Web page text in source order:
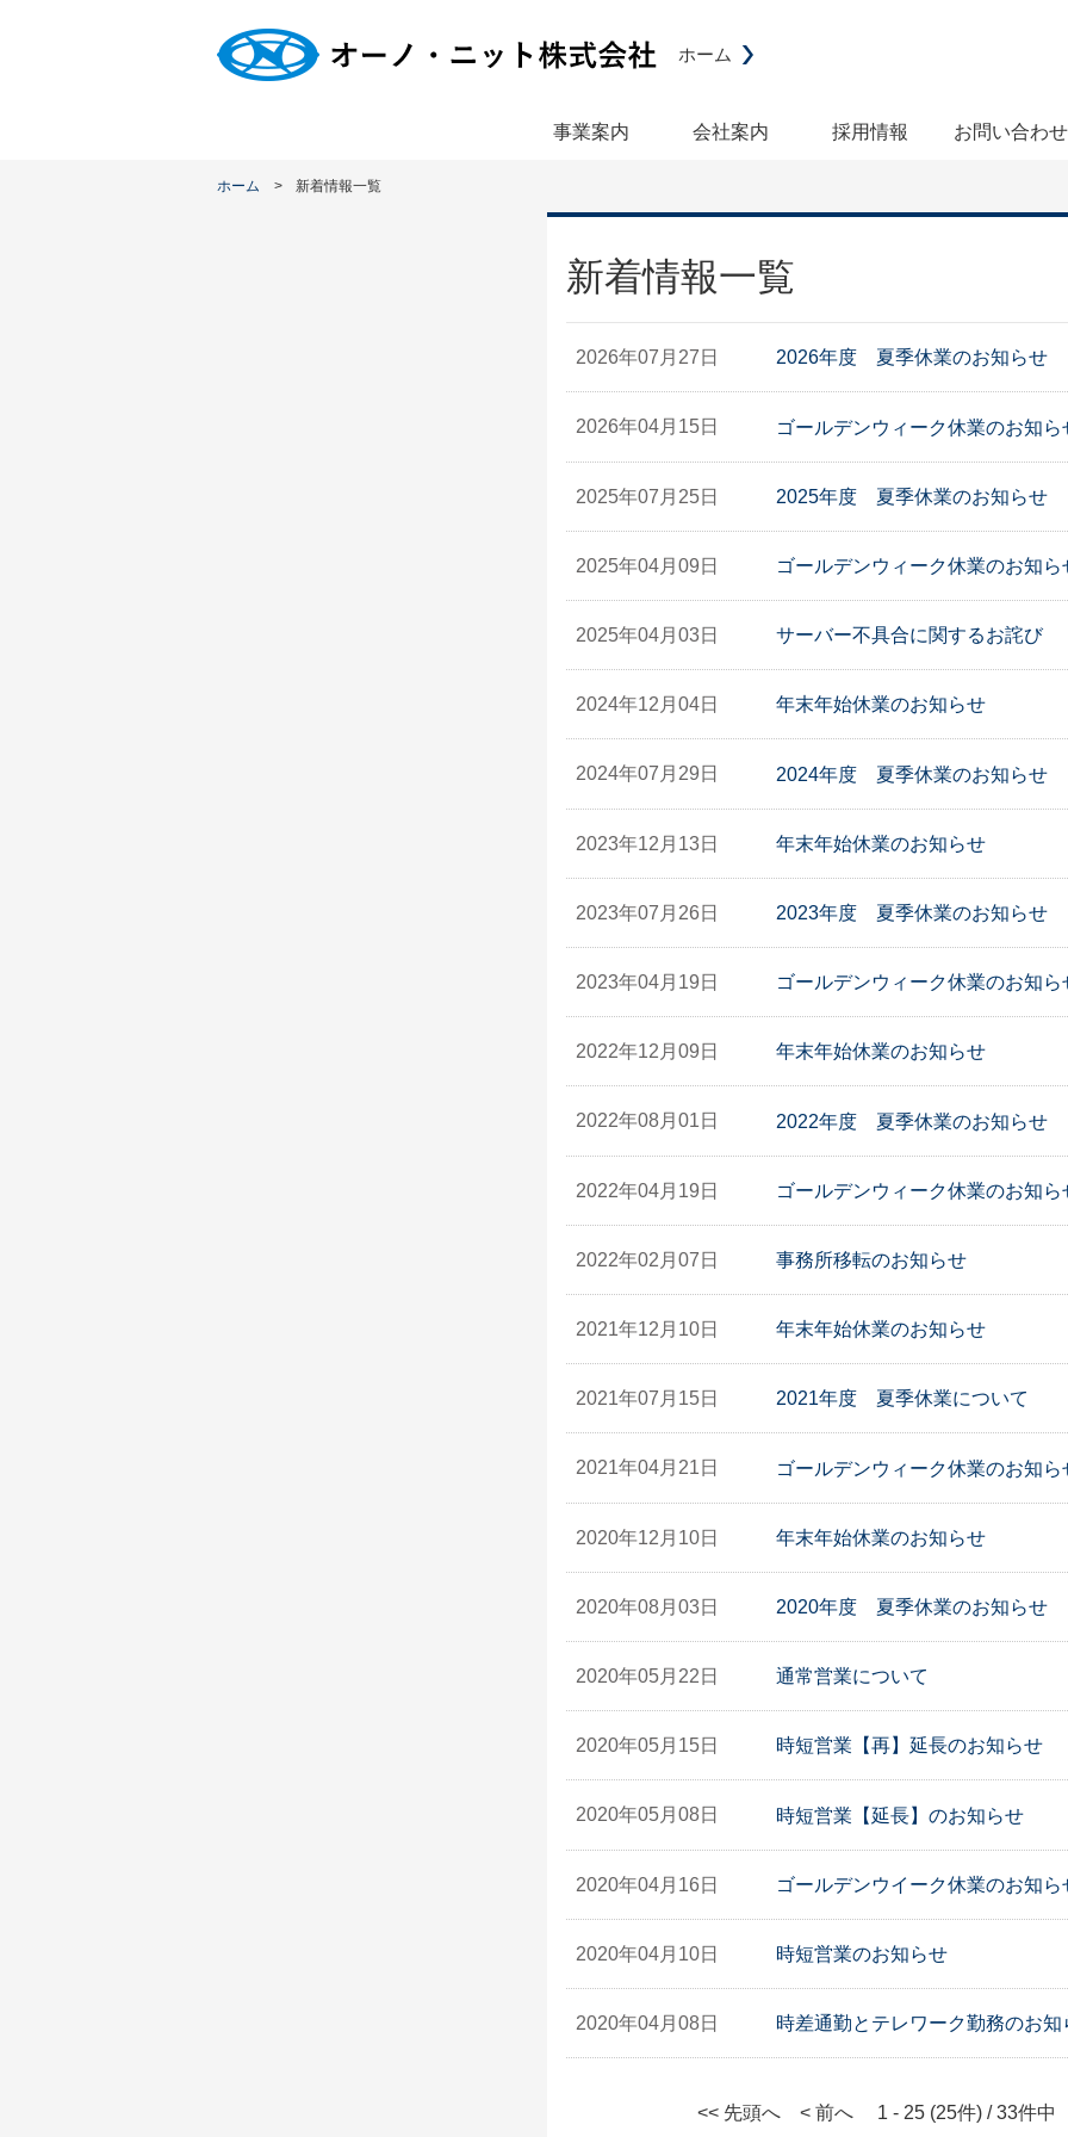
事業案内 会社案内 採用情報 お問い合わせ
ホーム
ホーム 新着情報一覧
新着情報一覧
2026年07月27日 2026年度 夏季休業のお知らせ
2026年04月15日 ゴールデンウィーク休業のお知ら
2025年07月25日 2025年度 夏季休業のお知らせ
2025年04月09日 ゴールデンウィーク休業のお知ら
2025年04月03日 サーバー不具合に関するお詫び
2024年12月04日 年末年始休業のお知らせ
2024年07月29日 2024年度 夏季休業のお知らせ
2023年12月13日 年末年始休業のお知らせ
2023年07月26日 2023年度 夏季休業のお知らせ
2023年04月19日 ゴールデンウィーク休業のお知ら
2022年12月09日 年末年始休業のお知らせ
2022年08月01日 2022年度 夏季休業のお知らせ
2022年04月19日 ゴールデンウィーク休業のお知ら
2022年02月07日 事務所移転のお知らせ
2021年12月10日 年末年始休業のお知らせ
2021年07月15日 2021年度 夏季休業について
2021年04月21日 ゴールデンウィーク休業のお知ら
2020年12月10日 年末年始休業のお知らせ
2020年08月03日 2020年度 夏季休業のお知らせ
2020年05月22日 通常営業について
2020年05月15日 時短営業【再】延長のお知らせ
2020年05月08日 時短営業【延長】のお知らせ
2020年04月16日 ゴールデンウイーク休業のお知ら
2020年04月10日 時短営業のお知らせ
2020年04月08日 時差通勤とテレワーク勤務のお知
<< 先頭へ < 前へ 1 - 25 (25件) / 33件中